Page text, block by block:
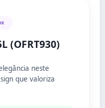
(OFRT930)
neste
que valoriza